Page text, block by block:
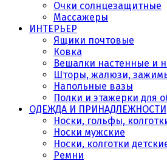
Очки солнцезащитные
Массажеры
ИНТЕРЬЕР
Ящики почтовые
Ковка
Вешалки настенные и
Шторы, жалюзи,
Напольные вазы
Полки и этажерки для
ОДЕЖДА И ПРИНАДЛЕЖНОСТИ
Носки, гольфы,
Носки мужские
Носки, колготки
Ремни